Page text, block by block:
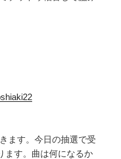
ます。今日の抽選で受
ます。曲は何になるか